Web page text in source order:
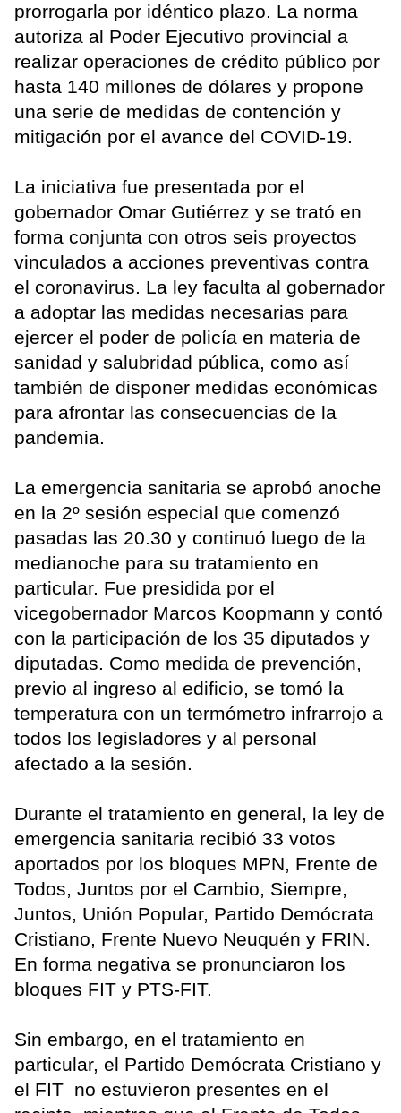
prorrogarla por idéntico plazo. La norma
autoriza al Poder Ejecutivo provincial a
realizar operaciones de crédito público por
hasta 140 millones de dólares y propone
una serie de medidas de contención y
mitigación por el avance del COVID-19.
La iniciativa fue presentada por el
gobernador Omar Gutiérrez y se trató en
forma conjunta con otros seis proyectos
vinculados a acciones preventivas contra
el coronavirus. La ley faculta al gobernador
a adoptar las medidas necesarias para
ejercer el poder de policía en materia de
sanidad y salubridad pública, como así
también de disponer medidas económicas
para afrontar las consecuencias de la
pandemia.
La emergencia sanitaria se aprobó anoche
en la 2º sesión especial que comenzó
pasadas las 20.30 y continuó luego de la
medianoche para su tratamiento en
particular. Fue presidida por el
vicegobernador Marcos Koopmann y contó
con la participación de los 35 diputados y
diputadas. Como medida de prevención,
previo al ingreso al edificio, se tomó la
temperatura con un termómetro infrarrojo a
todos los legisladores y al personal
afectado a la sesión.
Durante el tratamiento en general, la ley de
emergencia sanitaria recibió 33 votos
aportados por los bloques MPN, Frente de
Todos, Juntos por el Cambio, Siempre,
Juntos, Unión Popular, Partido Demócrata
Cristiano, Frente Nuevo Neuquén y FRIN.
En forma negativa se pronunciaron los
bloques FIT y PTS-FIT.
Sin embargo, en el tratamiento en
particular, el Partido Demócrata Cristiano y
el FIT no estuvieron presentes en el